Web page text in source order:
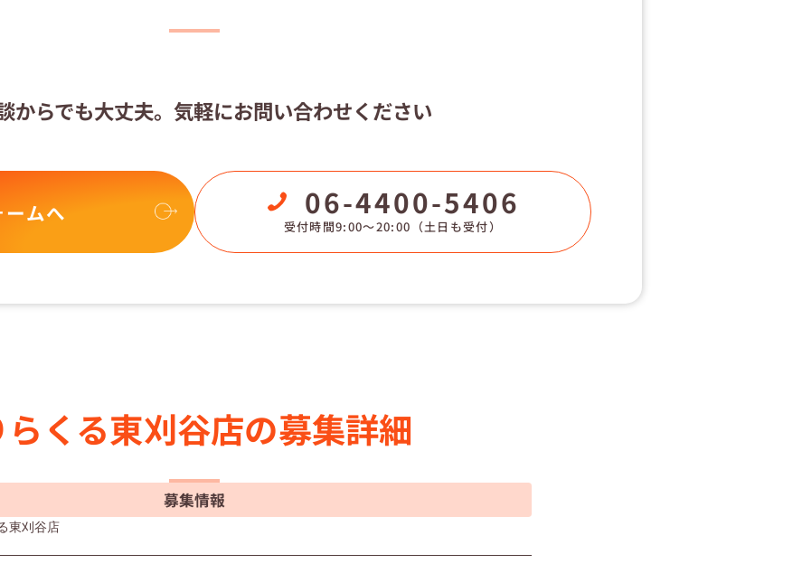
からでも大丈夫。気軽にお問い合わせください
ムへ 06-4400-5406
受付時間9:00〜20:00 （土日も受付）
らくる東刈谷店の募集詳細
募集情報
東刈谷店